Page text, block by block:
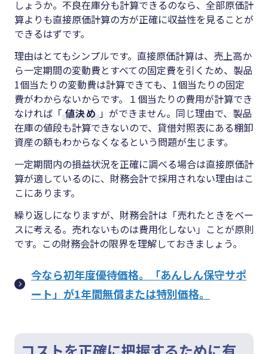
しょうか。不良在庫分も計算できるのなら、全部原価計
算よりも直接原価計算の方が正確に収益性を見ることが
できるはずです。
理由はとてもシンプルです。直接原価計算は、売上高か
ら一定期間の変動費とすべての固定費を引くため、製品
1個当たりの変動費は計算できても、1個当たりの固定
費がわからないからです。１個当たりの費用が計算でき
なければ「 値決め 」ができません。同じ理由で、製品
在庫の値段も計算できないので、貸借対照表にある棚卸
資産の額もわからなくなるという問題が生じます。
一定期間内の損益状況を正確に調べる場合は直接原価計
算が適しているのに、財務会計で採用されない理由はこ
こにあります。
繰り返しになりますが、財務会計は「売れたときをベー
スに考える。売れないものは費用化しない」ことが原則
です。この財務会計の限界を理解しておきましょう。
今なら初年度優待価格。「あんしん保守サポ
ート」が1年間無償または特別価格。